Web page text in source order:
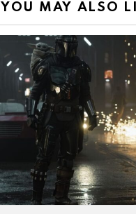
YOU MAY ALSO